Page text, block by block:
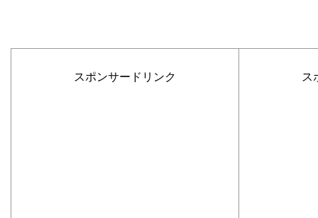
スポンサードリンク ス